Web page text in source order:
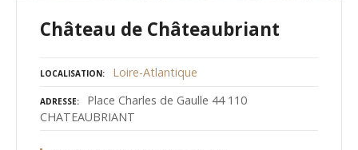
Château de Châteaubriant
LOCALISATION Loire-Atlantique
ADRESSE
Place Charles de Gaulle 44 110
CHATEAUBRIANT